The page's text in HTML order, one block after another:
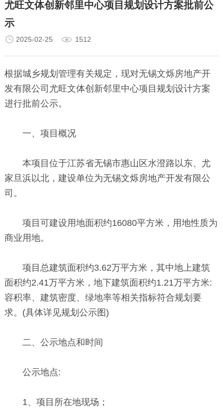
尤旺文体创新邻里中心项目规划设计方案批前公
示
2025-02-25 1512
根据城乡规划管理有关规定，现对无锡文烁房地产开
发有限公司尤旺文体创新邻里中心项目规划设计方案
进行批前公示。
一、项目概况
本项目位于江苏省无锡市惠山区水澄路以东、尤
家旦浜以北，建设单位为无锡文烁房地产开发有限公
司。
项目可建设用地面积约16080平方米，用地性质为
商业用地。
项目总建筑面积约3.62万平方米，其中地上建筑
面积约2.41万平方米，地下建筑面积约1.21万平方米:
容积率、建筑密度、绿地率等相关指标符合规划要
求。(具体详见规划公示图)
二、公示地点和时间
公示地点:
1、项目所在地现场；